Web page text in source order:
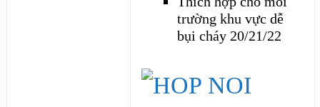
trường khu vực dễ
bụi cháy 20/21/22